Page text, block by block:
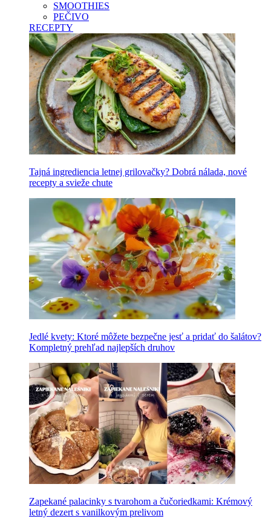
SMOOTHIES
PEČIVO
RECEPTY
Tajná ingrediencia letnej grilovačky? Dobrá nálada, nové
recepty a svieže chute
Jedlé kvety: Ktoré môžete bezpečne jesť a pridať do šalátov?
Kompletný prehľad najlepších druhov
Zapekané palacinky s tvarohom a čučoriedkami: Krémový
letný dezert s vanilkovým prelivom